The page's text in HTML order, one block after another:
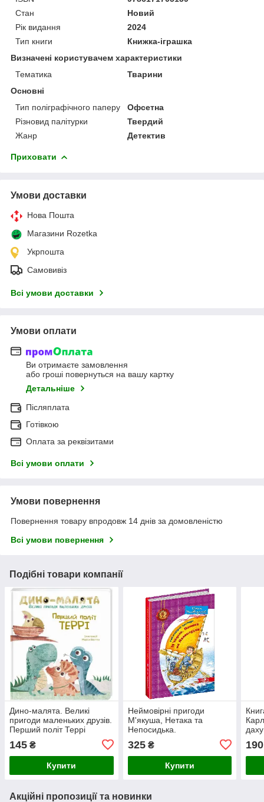
Стан
Новий
Рік видання
2024
Тип книги
Книжка-іграшка
Визначені користувачем характеристики
Тематика
Тварини
Основні
Тип поліграфічного паперу
Офсетна
Різновид палітурки
Твердий
Жанр
Детектив
Приховати
Умови доставки
Нова Пошта
Магазини Rozetka
Укрпошта
Самовивіз
Всі умови доставки
Умови оплати
Ви отримаєте замовлення
або гроші повернуться на вашу картку
Детальніше
Післяплата
Готівкою
Оплата за реквізитами
Всі умови оплати
Умови повернення
Повернення товару впродовж 14 днів за домовленістю
Всі умови повернення
Подібні товари компанії
Дино-малята. Великі
пригоди маленьких друзів.
Перший політ Террі
145 ₴
Купити
Неймовірні пригоди
М'якуша, Нетака та
Непосидька.
325₴
Купити
190
Акційні пропозиції та новинки